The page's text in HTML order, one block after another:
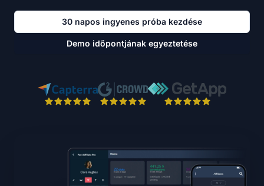
30 napos ingyenes próba kezdése
Demo időpontjának egyeztetése